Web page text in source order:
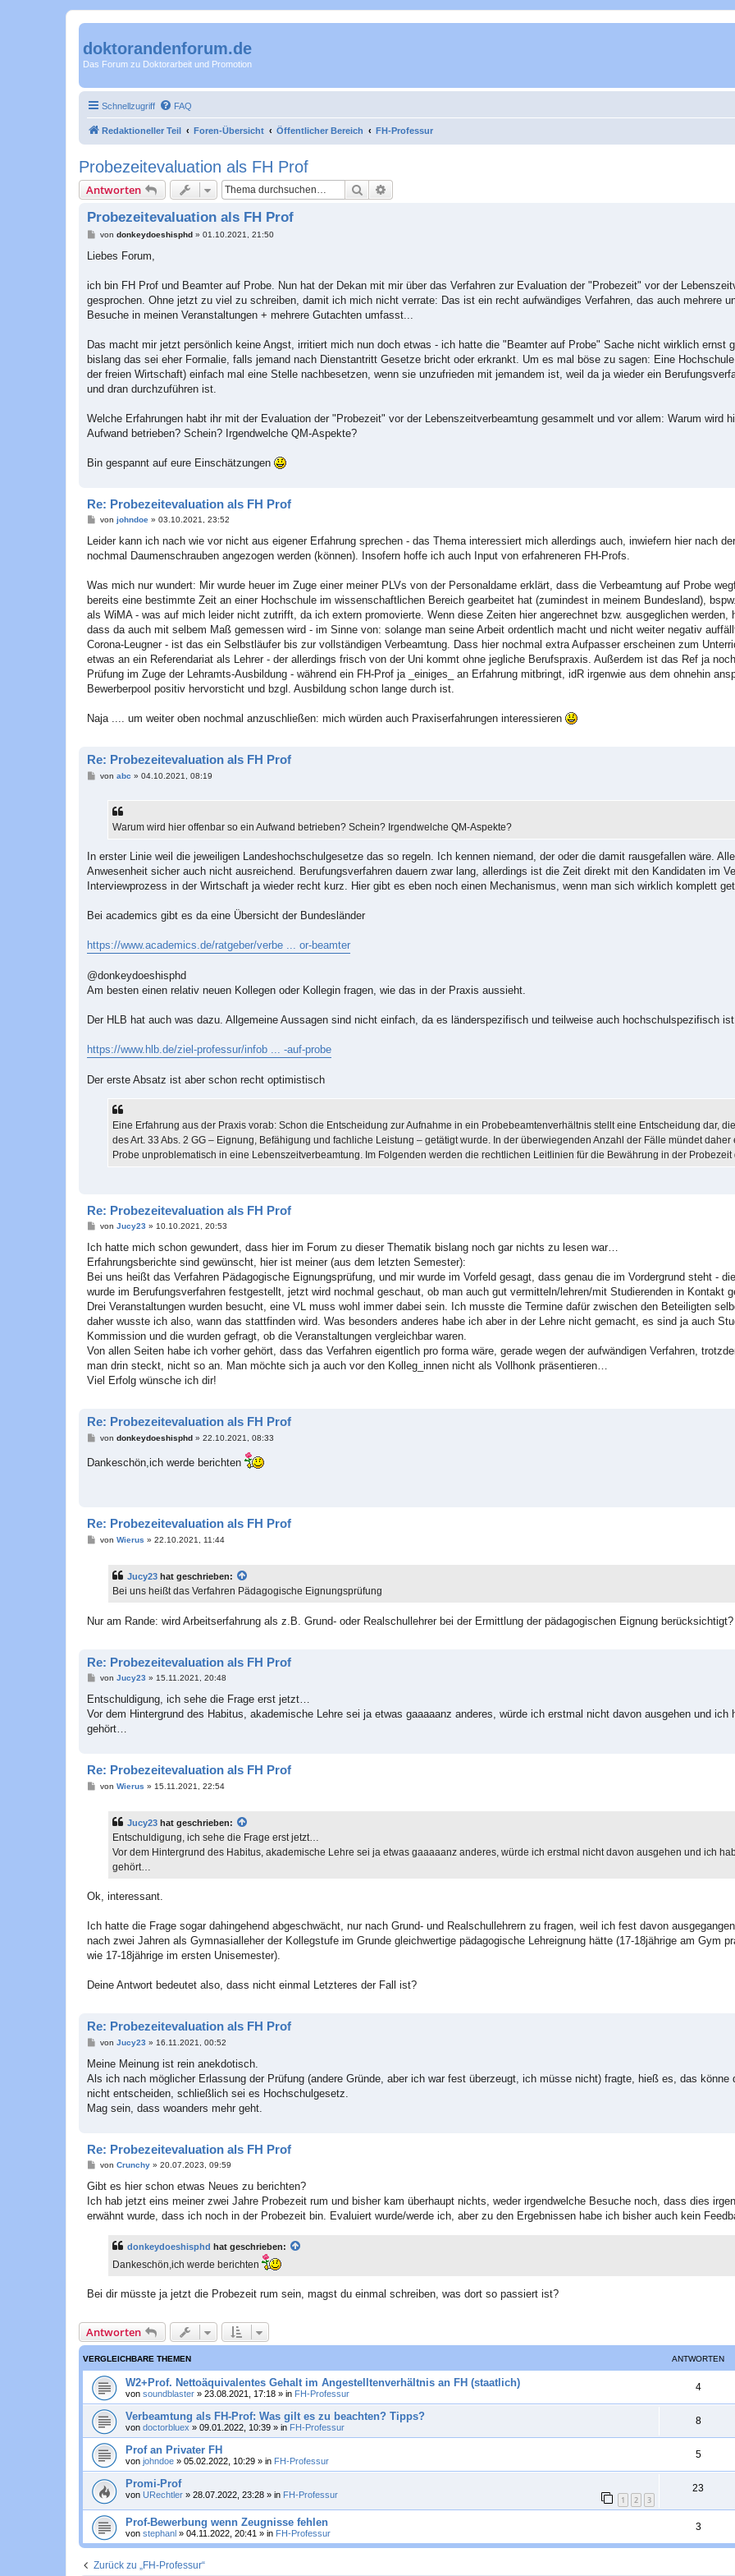
doktorandenforum.de
Das Forum zu Doktorarbeit und Promotion
Schnellzugriff FAQ
Redaktioneller Teil Foren-Übersicht Öffentlicher Bereich FH-Professur
Probezeitevaluation als FH Prof
Antworten Suche
Probezeitevaluation als FH Prof
B
i
a
von donkeydoeshisphd» 01.10.2021, 21:50
Liebes Forum,
ich bin FH Prof und Beamter auf Probe. Nun hat der Dekan mit mir über das Verfahren zur Evaluation der "Probezeit" vor der
gesprochen. Ohne jetzt zu viel zu schreiben, damit ich mich nicht verrate: Das ist ein recht aufwändiges Verfahren, das auch mehrere
Besuche in meinen Veranstaltungen + mehrere Gutachten umfasst...
Das macht mir jetzt persönlich keine Angst, irritiert mich nun doch etwas - ich hatte die "Beamter auf Probe" Sache nicht wirklich ernst
bislang das sei eher Formalie, falls jemand nach Dienstantritt Gesetze bricht oder erkrankt. Um es mal böse zu sagen: Eine
der freien Wirtschaft) einfach mal eine Stelle nachbesetzen, wenn sie unzufrieden mit jemandem ist, weil da ja wieder ein
und dran durchzuführen ist.
Welche Erfahrungen habt ihr mit der Evaluation der "Probezeit" vor der Lebenszeitverbeamtung gesammelt und vor allem: Warum wird
Aufwand betrieben? Schein? Irgendwelche QM-Aspekte?
Bin gespannt auf eure Einschätzungen
Re: Probezeitevaluation als FH Prof
B
i
r
von johndoe» 03.10.2021, 23:52
Leider kann ich nach wie vor nicht aus eigener Erfahrung sprechen - das Thema interessiert mich allerdings auch, inwiefern hier nach
nochmal Daumenschrauben angezogen werden (können). Insofern hoffe ich auch Input von erfahreneren FH-Profs.
Was mich nur wundert: Mir wurde heuer im Zuge einer meiner PLVs von der Personaldame erklärt, dass die Verbeamtung auf Probe
bereits eine bestimmte Zeit an einer Hochschule im wissenschaftlichen Bereich gearbeitet hat (zumindest in meinem Bundesland),
als WiMA - was auf mich leider nicht zutrifft, da ich extern promovierte. Wenn diese Zeiten hier angerechnet bzw. ausgeglichen werden,
dass da auch mit selbem Maß gemessen wird - im Sinne von: solange man seine Arbeit ordentlich macht und nicht weiter negativ
Corona-Leugner - ist das ein Selbstläufer bis zur vollständigen Verbeamtung. Dass hier nochmal extra Aufpasser erscheinen zum
etwas an ein Referendariat als Lehrer - der allerdings frisch von der Uni kommt ohne jegliche Berufspraxis. Außerdem ist das Ref ja
Prüfung im Zuge der Lehramts-Ausbildung - während ein FH-Prof ja _einiges_ an Erfahrung mitbringt, idR irgenwie aus dem ohnehin
Bewerberpool positiv hervorsticht und bzgl. Ausbildung schon lange durch ist.
Naja .... um weiter oben nochmal anzuschließen: mich würden auch Praxiserfahrungen interessieren
Re: Probezeitevaluation als FH Prof
Bvon abc » 04.10.2021, 08:19
Warum wird hier offenbar so ein Aufwand betrieben? Schein? Irgendwelche QM-Aspekte?
In erster Linie weil die jeweiligen Landeshochschulgesetze das so regeln. Ich kennen niemand, der oder die damit rausgefallen wäre.
Anwesenheit sicher auch nicht ausreichend. Berufungsverfahren dauern zwar lang, allerdings ist die Zeit direkt mit den Kandidaten im
Interviewprozess in der Wirtschaft ja wieder recht kurz. Hier gibt es eben noch einen Mechanismus, wenn man sich wirklich komplett
Bei academics gibt es da eine Übersicht der Bundesländer
https://www.academics.de/ratgeber/verbe ... or-beamter
@donkeydoeshisphd
Am besten einen relativ neuen Kollegen oder Kollegin fragen, wie das in der Praxis aussieht.
Der HLB hat auch was dazu. Allgemeine Aussagen sind nicht einfach, da es länderspezifisch und teilweise auch hochschulspezifisch
https://www.hlb.de/ziel-professur/infob ... -auf-probe
Der erste Absatz ist aber schon recht optimistisch
Eine Erfahrung aus der Praxis vorab: Schon die Entscheidung zur Aufnahme in ein Probebeamtenverhältnis stellt eine Entscheidung dar,
des Art. 33 Abs. 2 GG – Eignung, Befähigung und fachliche Leistung – getätigt wurde. In der überwiegenden Anzahl der Fälle mündet daher
Probe unproblematisch in eine Lebenszeitverbeamtung. Im Folgenden werden die rechtlichen Leitlinien für die Bewährung in der Probezeit
Re: Probezeitevaluation als FH Prof
B
i
r
a
von Jucy23 » 10.10.2021, 20:53
Ich hatte mich schon gewundert, dass hier im Forum zu dieser Thematik bislang noch gar nichts zu lesen war…
Erfahrungsberichte sind gewünscht, hier ist meiner (aus dem letzten Semester):
Bei uns heißt das Verfahren Pädagogische Eignungsprüfung, und mir wurde im Vorfeld gesagt, dass genau die im Vordergrund steht -
wurde im Berufungsverfahren festgestellt, jetzt wird nochmal geschaut, ob man auch gut vermitteln/lehren/mit Studierenden in Kontakt
Drei Veranstaltungen wurden besucht, eine VL muss wohl immer dabei sein. Ich musste die Termine dafür zwischen den Beteiligten
daher wusste ich also, wann das stattfinden wird. Was besonders anderes habe ich aber in der Lehre nicht gemacht, es sind ja auch
Kommission und die wurden gefragt, ob die Veranstaltungen vergleichbar waren.
Von allen Seiten habe ich vorher gehört, dass das Verfahren eigentlich pro forma wäre, gerade wegen der aufwändigen Verfahren,
man drin steckt, nicht so an. Man möchte sich ja auch vor den Kolleg_innen nicht als Vollhonk präsentieren…
Viel Erfolg wünsche ich dir!
Re: Probezeitevaluation als FH Prof
B
t
von donkeydoeshisphd» 22.10.2021, 08:33
Dankeschön,ich werde berichten
Re: Probezeitevaluation als FH Prof
Bvon Wierus » 22.10.2021, 11:44
Jucy23 hat geschrieben:
Bei uns heißt das Verfahren Pädagogische Eignungsprüfung
Nur am Rande: wird Arbeitserfahrung als z.B. Grund- oder Realschullehrer bei der Ermittlung der pädagogischen Eignung berücksichtigt?
Re: Probezeitevaluation als FH Prof
B
i
r
a
von Jucy23 » 15.11.2021, 20:48
Entschuldigung, ich sehe die Frage erst jetzt…
Vor dem Hintergrund des Habitus, akademische Lehre sei ja etwas gaaaaanz anderes, würde ich erstmal nicht davon ausgehen und ich
gehört…
Re: Probezeitevaluation als FH Prof
Bvon Wierus » 15.11.2021, 22:54
Jucy23 hat geschrieben:
Entschuldigung, ich sehe die Frage erst jetzt…
Vor dem Hintergrund des Habitus, akademische Lehre sei ja etwas gaaaaanz anderes, würde ich erstmal nicht davon ausgehen und ich
gehört…
Ok, interessant.
Ich hatte die Frage sogar dahingehend abgeschwächt, nur nach Grund- und Realschullehrern zu fragen, weil ich fest davon
nach zwei Jahren als Gymnasialleher der Kollegstufe im Grunde gleichwertige pädagogische Lehreignung hätte (17-18jährige am Gym
wie 17-18jährige im ersten Unisemester).
Deine Antwort bedeutet also, dass nicht einmal Letzteres der Fall ist?
Re: Probezeitevaluation als FH Prof
B
i
r
a
von Jucy23 » 16.11.2021, 00:52
Meine Meinung ist rein anekdotisch.
Als ich nach möglicher Erlassung der Prüfung (andere Gründe, aber ich war fest überzeugt, ich müsse nicht) fragte, hieß es, das könne
nicht entscheiden, schließlich sei es Hochschulgesetz.
Mag sein, dass woanders mehr geht.
Re: Probezeitevaluation als FH Prof
B
i
r
a
von Crunchy» 20.07.2023, 09:59
Gibt es hier schon etwas Neues zu berichten?
Ich hab jetzt eins meiner zwei Jahre Probezeit rum und bisher kam überhaupt nichts, weder irgendwelche Besuche noch, dass dies
erwähnt wurde, dass ich noch in der Probezeit bin. Evaluiert wurde/werde ich, aber zu den Ergebnissen habe ich bisher auch kein
donkeydoeshisphd hat geschrieben:
Dankeschön,ich werde berichten
Bei dir müsste ja jetzt die Probezeit rum sein, magst du einmal schreiben, was dort so passiert ist?
Antworten
VERGLEICHBARE THEMEN ANTWORTEN
W2+Prof. Nettoäquivalentes Gehalt im Angestelltenverhältnis an FH (staatlich)
von soundblaster » 23.08.2021, 17:18 » in FH-Professur
4A
n
w
o
r
Verbeamtung als FH-Prof: Was gilt es zu beachten? Tipps?
von doctorbluex » 09.01.2022, 10:39 » in FH-Professur
8A
n
w
r
t
Prof an Privater FH
von johndoe » 05.02.2022, 10:29 » in FH-Professur
5A
n
Promi-Prof
von URechtler » 28.07.2022, 23:28 » in FH-Professur 1 2 3
23A
n
w
o
Prof-Bewerbung wenn Zeugnisse fehlen
von stephanl » 04.11.2022, 20:41 » in FH-Professur
3A
n
Zurück zu „FH-Professur“